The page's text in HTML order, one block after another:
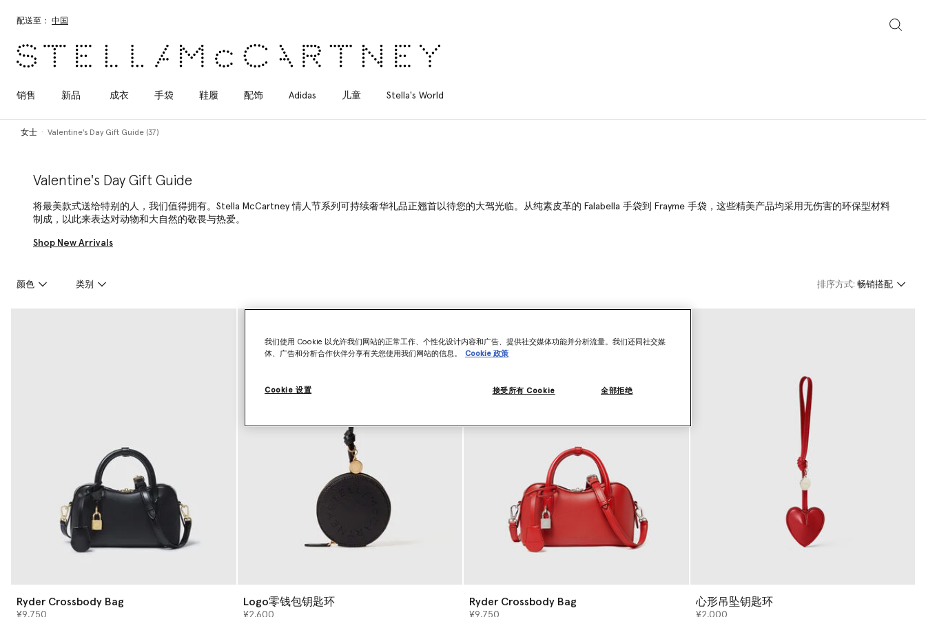
配送至： 中国
销售 新品 成衣 手袋 鞋履 配饰 Adidas 儿童 Stella's World
女士 Valentine's Day Gift Guide (37)
Valentine's Day Gift Guide
将最美款式送给特别的人，我们值得拥有。Stella McCartney 情人节系列可持续奢华礼品正翘首以待您的大驾光临。从纯素皮革的 Falabella 手袋到 Frayme 手袋，这些精美产品均采用无伤害的环保型材料
制成，以此来表达对动物和大自然的敬畏与热爱。
Shop New Arrivals
颜色 类别 排序方式: 畅销搭配
Ryder Crossbody Bag Logo零钱包钥匙环 Ryder Crossbody Bag 心形吊坠钥匙环
我们使用 Cookie 以允许我们网站的正常工作、个性化设计内容和广告、提供社交媒体功能并分析流量。我们还同社交媒
体、广告和分析合作伙伴分享有关您使用我们网站的信息。
Cookie 政策
Cookie 设置 全部拒绝
接受所有 Cookie